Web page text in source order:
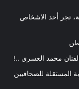
تجر أحد الاشخاص
محمد العسري ..!
المستقلة للصحافيين